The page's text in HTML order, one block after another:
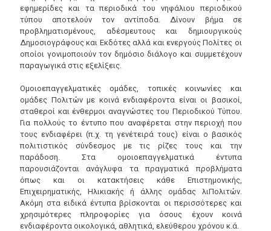
εφημερίδες και τα περιοδικά του νηφάλιου περιοδικού
τύπου αποτελούν τον αντίποδα. Δίνουν βήμα σε
προβληματισμένους, αδέσμευτους και δημιουργικούς
Δημοσιογράφους και Εκδότες αλλά και ενεργούς Πολίτες οι
οποίοι γονιμοποιούν τον δημόσιο διάλογο και συμμετέχουν
παραγωγικά στις εξελίξεις.
Ομοιοεπαγγελματικές ομάδες, τοπικές κοινωνίες και
ομάδες Πολιτών με κοινά ενδιαφέροντα είναι οι βασικοί,
σταθεροί και ένθερμοι αναγνώστες του Περιοδικού Τύπου.
Για πολλούς το έντυπο που αναφέρεται στην περιοχή που
τους ενδιαφέρει (π.χ. τη γενέτειρά τους) είναι ο βασικός
πολιτιστικός σύνδεσμος με τις ρίζες τους και την
παράδοση. Στα ομοιοεπαγγελματικά έντυπα
παρουσιάζονται ανάγλυφα τα πραγματικά προβλήματα
όπως και οι κατακτήσεις κάθε Επιστημονικής,
Επιχειρηματικής, Ηλικιακής ή άλλης ομάδας λιΠολιτών.
Ακόμη στα ειδικά έντυπα βρίσκονται οι περισσότερες και
χρησιμότερες πληροφορίες για όσους έχουν κοινά
ενδιαφέροντα οικολογικά, αθλητικά, ελεύθερου χρόνου κ.ά.